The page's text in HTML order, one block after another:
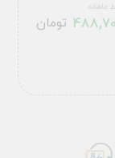
ماهانه
تومان